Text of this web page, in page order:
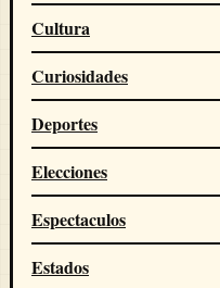
Cultura
Curiosidades
Deportes
Elecciones
Espectaculos
Estados